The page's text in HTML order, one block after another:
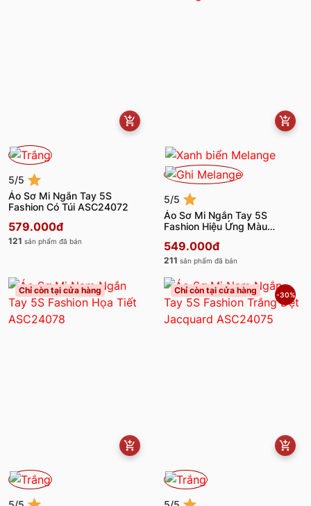
5/5
Áo Sơ Mi Ngắn Tay 5S
Fashion Có Túi ASC24072
579.000đ
121 sản phẩm đã bán
5/5
Áo Sơ Mi Ngắn Tay 5S
Fashion Hiệu Ứng Màu
549.000đ
211 sản phẩm đã bán
Chỉ còn tại cửa hàng Chỉ còn tại cửa hàng -30%